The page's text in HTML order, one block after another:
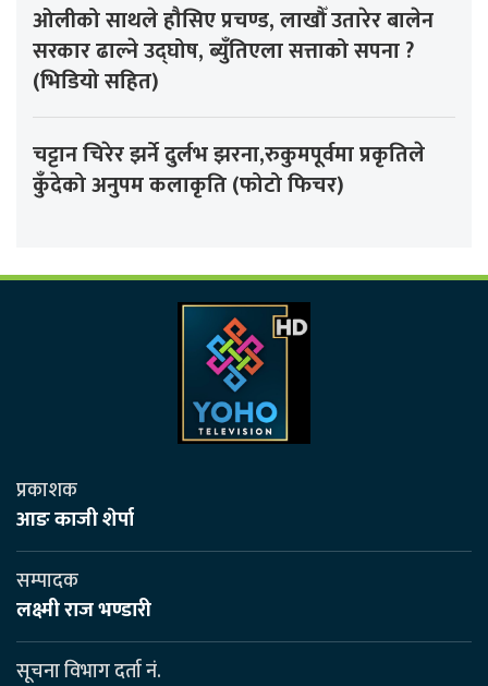
ओलीको साथले हौसिए प्रचण्ड, लाखौँ उतारेर बालेन
सरकार ढाल्ने उद्घोष, ब्युँतिएला सत्ताको सपना ?
(भिडियो सहित)
चट्टान चिरेर झर्ने दुर्लभ झरना,रुकुमपूर्वमा प्रकृतिले
कुँदेको अनुपम कलाकृति (फोटो फिचर)
प्रकाशक
आङ काजी शेर्पा
सम्पादक
लक्ष्मी राज भण्डारी
सूचना विभाग दर्ता नं.